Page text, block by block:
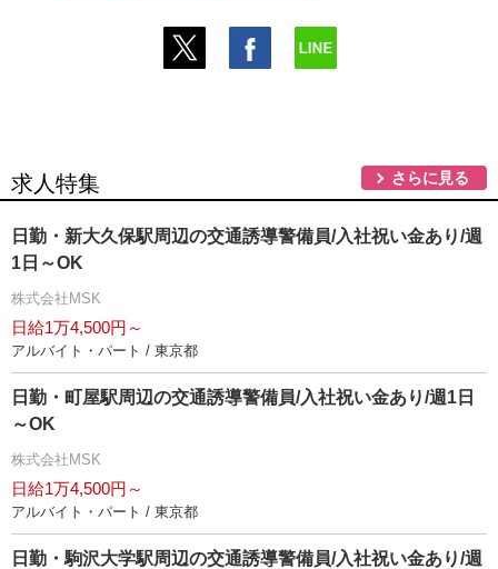
求人特集 さらに見る
日勤・新大久保駅周辺の交通誘導警備員/入社祝い金あり/週
1日～OK
株式会社MSK
日給1万4,500円～
アルバイト・パート / 東京都
日勤・町屋駅周辺の交通誘導警備員/入社祝い金あり/週1日
～OK
株式会社MSK
日給1万4,500円～
アルバイト・パート / 東京都
日勤・駒沢大学駅周辺の交通誘導警備員/入社祝い金あり/週